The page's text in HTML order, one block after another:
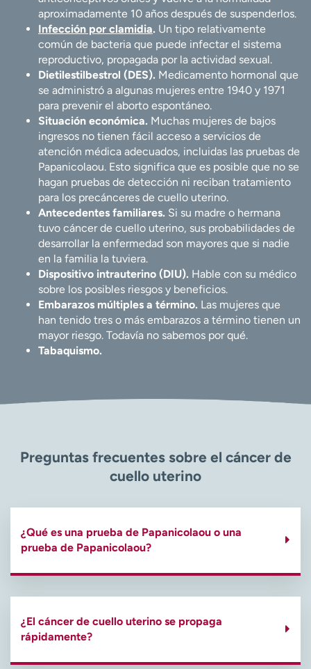
aproximadamente 10 años después de suspenderlos.
Infección por clamidia. Un tipo relativamente
común de bacteria que puede infectar el sistema
reproductivo, propagada por la actividad sexual.
Dietilestilbestrol (DES). Medicamento hormonal que
se administró a algunas mujeres entre 1940 y 1971
para prevenir el aborto espontáneo.
Situación económica. Muchas mujeres de bajos
ingresos no tienen fácil acceso a servicios de
atención médica adecuados, incluidas las pruebas de
Papanicolaou. Esto significa que es posible que no se
hagan pruebas de detección ni reciban tratamiento
para los precánceres de cuello uterino.
Antecedentes familiares. Si su madre o hermana
tuvo cáncer de cuello uterino, sus probabilidades de
desarrollar la enfermedad son mayores que si nadie
en la familia la tuviera.
Dispositivo intrauterino (DIU). Hable con su médico
sobre los posibles riesgos y beneficios.
Embarazos múltiples a término. Las mujeres que
han tenido tres o más embarazos a término tienen un
mayor riesgo. Todavía no sabemos por qué.
Tabaquismo.
Preguntas frecuentes sobre el cáncer de
cuello uterino
¿Qué es una prueba de Papanicolaou o una
prueba de Papanicolaou?
¿El cáncer de cuello uterino se propaga
rápidamente?